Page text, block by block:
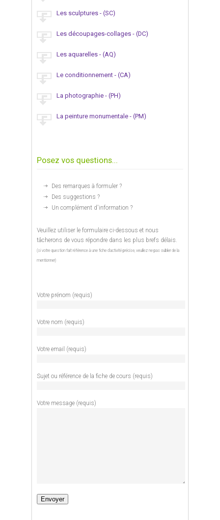
Les sculptures - (SC)
Les découpages-collages - (DC)
Les aquarelles - (AQ)
Le conditionnement - (CA)
La photographie - (PH)
La peinture monumentale - (PM)
Posez vos questions...
Des remarques à formuler ?
Des suggestions ?
Un complément d'information ?
Veuillez utiliser le formulaire ci-dessous et nous
tâcherons de vous répondre dans les plus brefs délais.
(si votre question fait référence à une fiche d'activité précise, veuillez ne pas oublier de la
mentionner)
Votre prénom (requis)
Votre nom (requis)
Votre email (requis)
Sujet ou référence de la fiche de cours (requis)
Votre message (requis)